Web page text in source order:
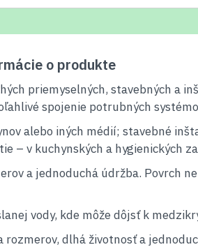
o produkte
priemyselných, stavebných a
spojenie potrubných
alebo iných médií; stavebné
– v kuchynských a hygienických
a jednoduchá údržba. Povrch
vody, kde môže dôjsť k
dlhá životnosť a